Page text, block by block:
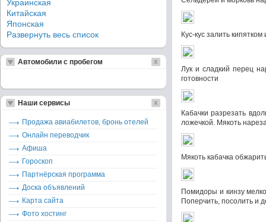
Кус-кус залить
Лук и сладкий перец
готовности
Кабачки разрезать
ложечкой. Мякоть
Мякоть кабачка
Помидоры и кинзу
Поперчить, посолить и
Украинская
Китайская
Японская
Развернуть весь список
Автомобили с пробегом
Наши сервисы
Продажа авиабилетов, бронь отелей
Онлайн переводчик
Афиша
Гороскоп
Партнёрская программа
Доска объявлений
Карта сайта
Фото хостинг